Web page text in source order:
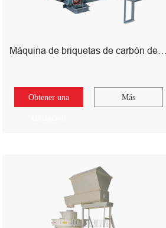
Obtener una Más